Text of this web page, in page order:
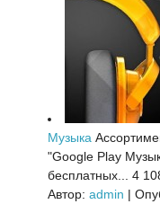
Музыка
"Google Play
бесплатных... 4
Автор: admin |